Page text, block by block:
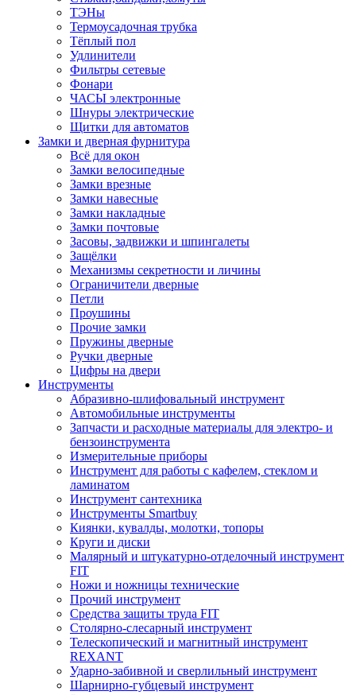
ТЭНы
Термоусадочная трубка
Тёплый пол
Удлинители
Фильтры сетевые
Фонари
ЧАСЫ электронные
Шнуры электрические
Щитки для автоматов
Замки и дверная фурнитура
Всё для окон
Замки велосипедные
Замки врезные
Замки навесные
Замки накладные
Замки почтовые
Засовы, задвижки и шпингалеты
Защёлки
Механизмы секретности и личины
Ограничители дверные
Петли
Проушины
Прочие замки
Пружины дверные
Ручки дверные
Цифры на двери
Инструменты
Абразивно-шлифовальный инструмент
Автомобильные инструменты
Запчасти и расходные материалы для электро- и
бензоинструмента
Измерительные приборы
Инструмент для работы с кафелем, стеклом и
ламинатом
Инструмент сантехника
Инструменты Smartbuy
Киянки, кувалды, молотки, топоры
Круги и диски
Малярный и штукатурно-отделочный инструмент
FIT
Ножи и ножницы технические
Прочий инструмент
Средства защиты труда FIT
Столярно-слесарный инструмент
Телескопический и магнитный инструмент
REXANT
Ударно-забивной и сверлильный инструмент
Шарнирно-губцевый инструмент